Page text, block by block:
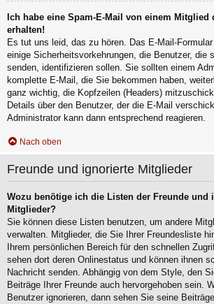
Ich habe eine Spam-E-Mail von einem Mitglied
erhalten!
Es tut uns leid, das zu hören. Das E-Mail-
einige Sicherheitsvorkehrungen, die Benutzer, die
senden, identifizieren sollen. Sie sollten einem
komplette E-Mail, die Sie bekommen haben,
ganz wichtig, die Kopfzeilen (Headers)
Details über den Benutzer, der die E-Mail
Administrator kann dann entsprechend reagieren.
Nach oben
Freunde und ignorierte Mitglieder
Wozu benötige ich die Listen der Freunde und
Mitglieder?
Sie können diese Listen benutzen, um andere
verwalten. Mitglieder, die Sie Ihrer Freundesliste
Ihrem persönlichen Bereich für den schnellen
sehen dort deren Onlinestatus und können ihnen
Nachricht senden. Abhängig von dem Style, den
Beiträge Ihrer Freunde auch hervorgehoben sein.
Benutzer ignorieren, dann sehen Sie seine